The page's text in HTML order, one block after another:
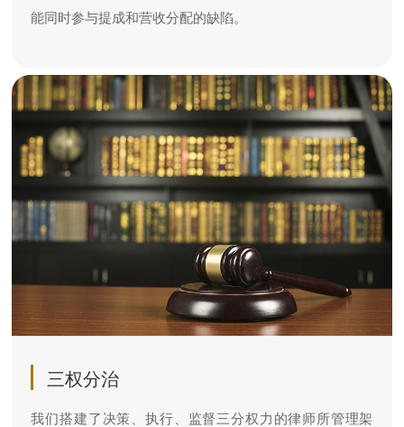
能同时参与提成和营收分配的缺陷。
三权分治
我们搭建了决策、执行、监督三分权力的律师所管理架